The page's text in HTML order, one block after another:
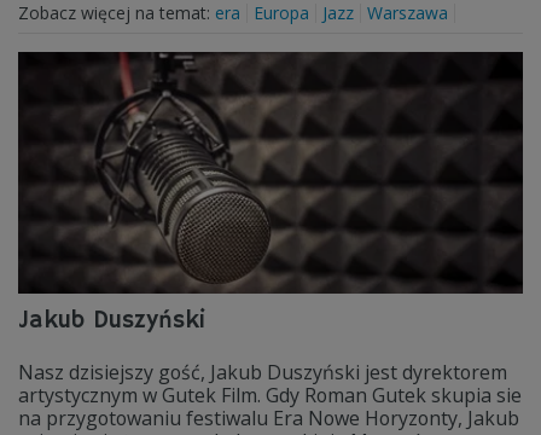
Zobacz więcej na temat: era Europa Jazz Warszawa
Jakub Duszyński
Nasz dzisiejszy gość, Jakub Duszyński jest dyrektorem
artystycznym w Gutek Film. Gdy Roman Gutek skupia sie
na przygotowaniu festiwalu Era Nowe Horyzonty, Jakub